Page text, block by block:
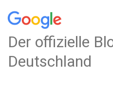
Der offizielle
Deutschland